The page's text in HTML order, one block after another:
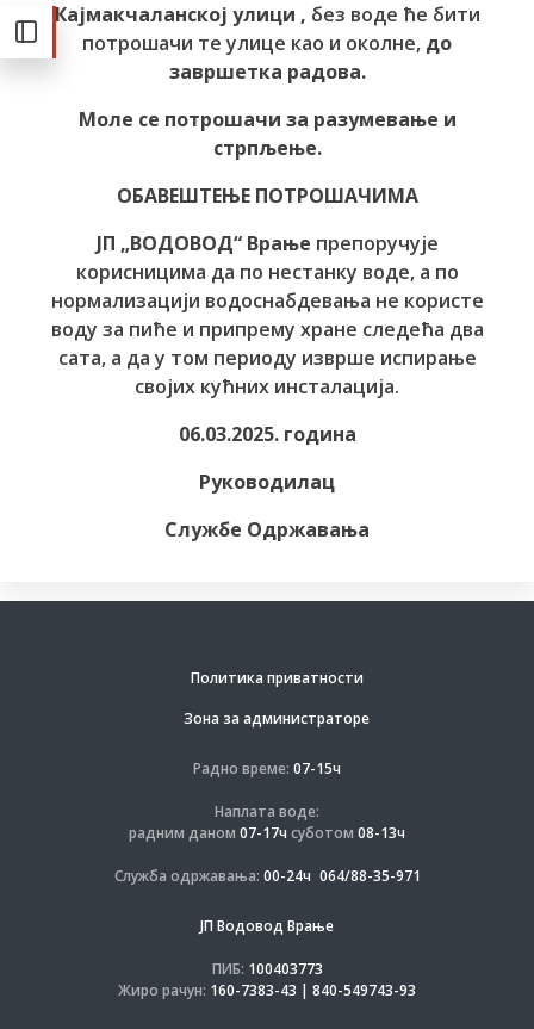
Кајмакчаланској улици , без воде ће бити
потрошачи те улице као и околне, до
завршетка радова.
Моле се потрошачи за разумевање и
стрпљење.
ОБАВЕШТЕЊЕ ПОТРОШАЧИМА
ЈП „ВОДОВОД“ Врање препоручује
корисницима да по нестанку воде, а по
нормализацији водоснабдевања не користе
воду за пиће и припрему хране следећа два
сата, а да у том периоду изврше испирање
својих кућних инсталација.
06.03.2025. година
Руководилац
Службе Одржавања
Политика приватности
Зона за администраторе
Радно време: 07-15ч
Наплата воде:
радним даном 07-17ч суботом 08-13ч
Служба одржавања: 00-24ч 064/88-35-971
ЈП Водовод Врање
ПИБ: 100403773
Жиро рачун: 160-7383-43 | 840-549743-93